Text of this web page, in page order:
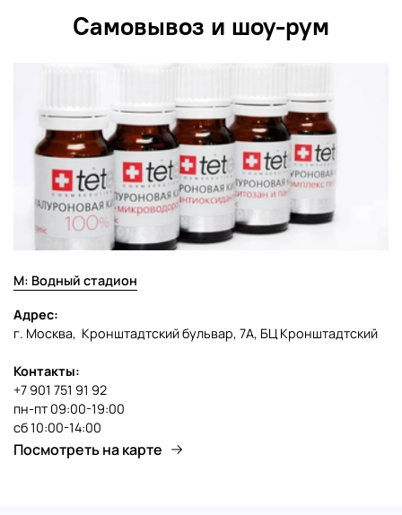
пештемаль подходит для любого типа интерьера и
может использоваться как в качестве полотенца, так и
Самовывоз и шоу-рум
М: Водный стадион
Адрес:
г. Москва, Кронштадтский бульвар, 7А, БЦ Кронштадтский
Контакты:
+7 901 751 91 92
пн-пт 09:00-19:00
сб 10:00-14:00
Посмотреть на карте